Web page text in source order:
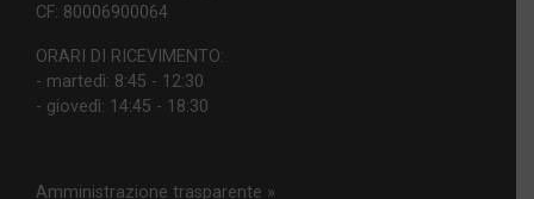
CF: 80006900064
ORARI DI RICEVIMENTO:
- martedì: 8:45 - 12:30
- giovedì: 14:45 - 18:30
Amministrazione trasparente »